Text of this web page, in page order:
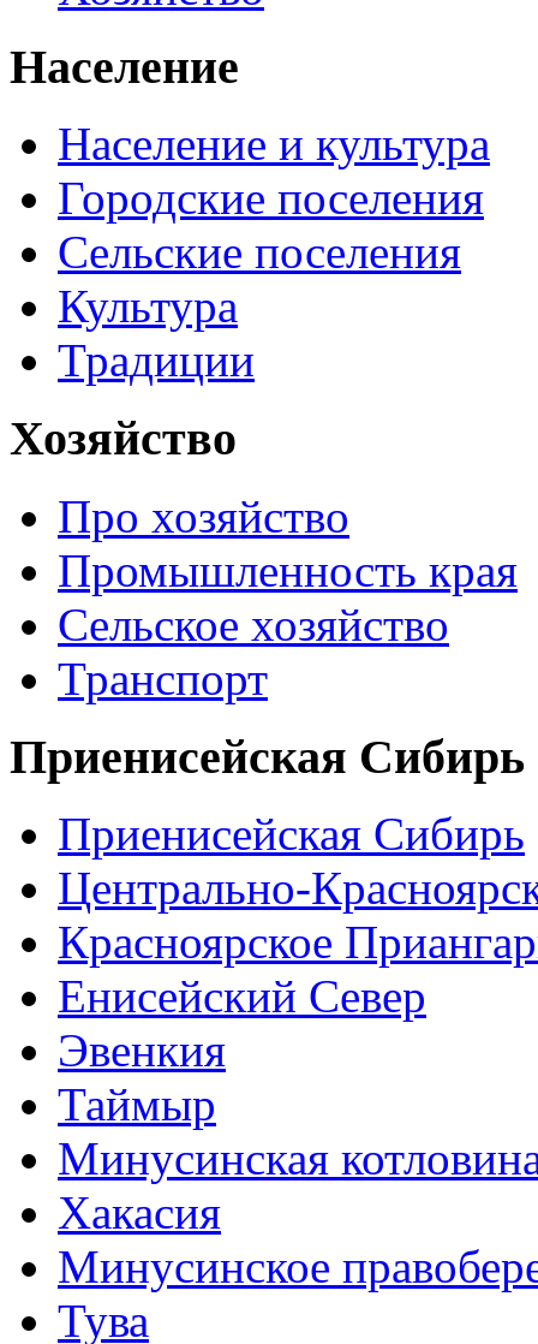
Население
Население и культура
Городские поселения
Сельские поселения
Культура
Традиции
Хозяйство
Про хозяйство
Промышленность края
Сельское хозяйство
Транспорт
Приенисейская Сибирь
Приенисейская Сибирь
Центрально-
Красноярское
Енисейский Север
Эвенкия
Таймыр
Минусинская
Хакасия
Минусинское
Тува